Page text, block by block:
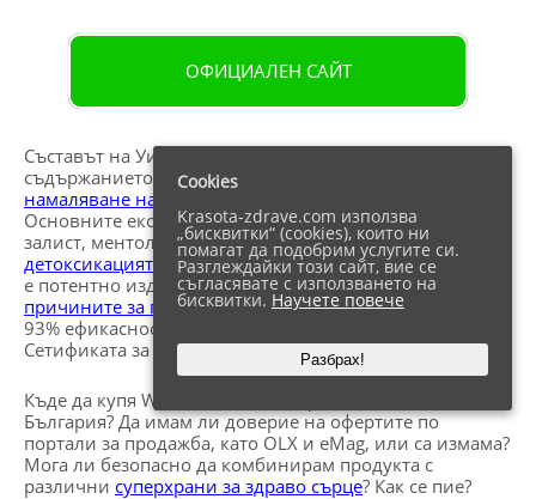
ОФИЦИАЛЕН САЙТ
Съставът на Уинтекс Ултра е органичен. В
съдържанието попадат редица силни
намаляване на кръвното налягане и стреса
Основните екстракти са деривати на конски
залист, ментол и троксерутин. Те се грижат и за
детоксикацията и прочистванена тъканите. Био-гелът
е потентно изделия, което се ползва, за дапремахне
причините за появата на варикозни вени. Притежава
93% ефикасност в справянето с варикозата, според
Сетификата за качество.
Къде да купя Wintex Ulrta на добра цена онлайн в
България? Да имам ли доверие на офертите по
портали за продажба, като OLX и eMag, или са измама?
Мога ли безопасно да комбинирам продукта с
различни суперхрани за здраво сърце? Как се пие?
Cookies
Krasota-zdrave.com използва
„бисквитки“ (cookies), които ни
помагат да подобрим услугите си.
Разглеждайки този сайт, вие се
съгласявате с използването на
бисквитки. Научете повече
Разбрах!